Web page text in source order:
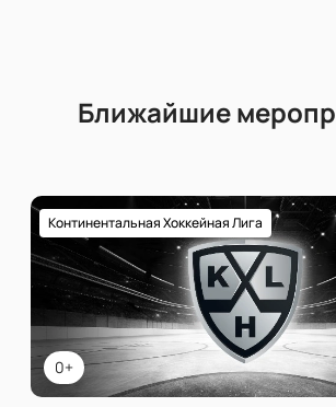
Ближайшие
0+
Континентальная Хоккейная Лига